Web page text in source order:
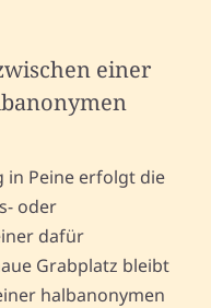
einer
in Peine erfolgt die
oder
dafür
Grabplatz bleibt
halbanonymen